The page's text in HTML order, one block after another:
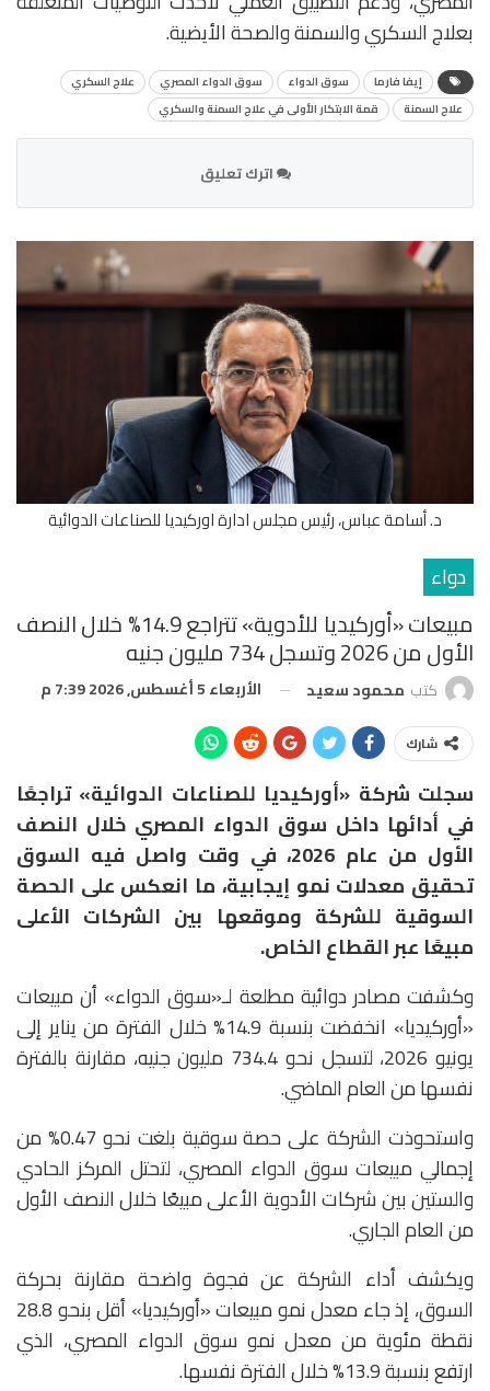
بعلاج السكري والسمنة والصحة الأيضية.
إيفا فارما سوق الدواء سوق الدواء المصري
علاج السكري
علاج السمنة
قمة الابتكار الأولى في علاج السمنة والسكري
اترك تعليق
د. أسامة عباس، رئيس مجلس ادارة اوركيديا للصناعات الدوائية
دواء
مبيعات «أوركيديا للأدوية» تتراجع 14.9% خلال النصف
الأول من 2026 وتسجل 734 مليون جنيه
كتب محمود سعيد الأربعاء 5 أغسطس, 2026 7:39 م
شارك
سجلت شركة «أوركيديا للصناعات الدوائية» تراجعًا
في أدائها داخل سوق الدواء المصري خلال النصف
الأول من عام 2026، في وقت واصل فيه السوق
تحقيق معدلات نمو إيجابية، ما انعكس على الحصة
السوقية للشركة وموقعها بين الشركات الأعلى
مبيعًا عبر القطاع الخاص.
وكشفت مصادر دوائية مطلعة لـ«سوق الدواء» أن مبيعات
«أوركيديا» انخفضت بنسبة 14.9% خلال الفترة من يناير إلى
يونيو 2026، لتسجل نحو 734.4 مليون جنيه، مقارنة بالفترة
نفسها من العام الماضي.
واستحوذت الشركة على حصة سوقية بلغت نحو 0.47% من
إجمالي مبيعات سوق الدواء المصري، لتحتل المركز الحادي
والستين بين شركات الأدوية الأعلى مبيعًا خلال النصف الأول
من العام الجاري.
ويكشف أداء الشركة عن فجوة واضحة مقارنة بحركة
السوق، إذ جاء معدل نمو مبيعات «أوركيديا» أقل بنحو 28.8
نقطة مئوية من معدل نمو سوق الدواء المصري، الذي
ارتفع بنسبة 13.9% خلال الفترة نفسها.